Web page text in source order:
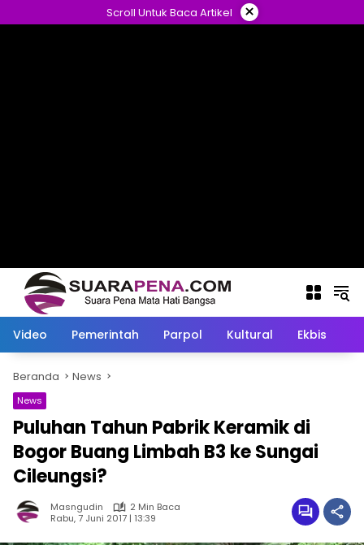
ke
Scroll Untuk Baca Artikel ×
Video Pemerintah Parpol Kultural Ekbis
Beranda News
News
Puluhan Tahun Pabrik Keramik di
Bogor Buang Limbah B3 ke Sungai
Cileungsi?
Masngudin
2 Min Baca
Rabu, 7 Juni 2017 | 13:39